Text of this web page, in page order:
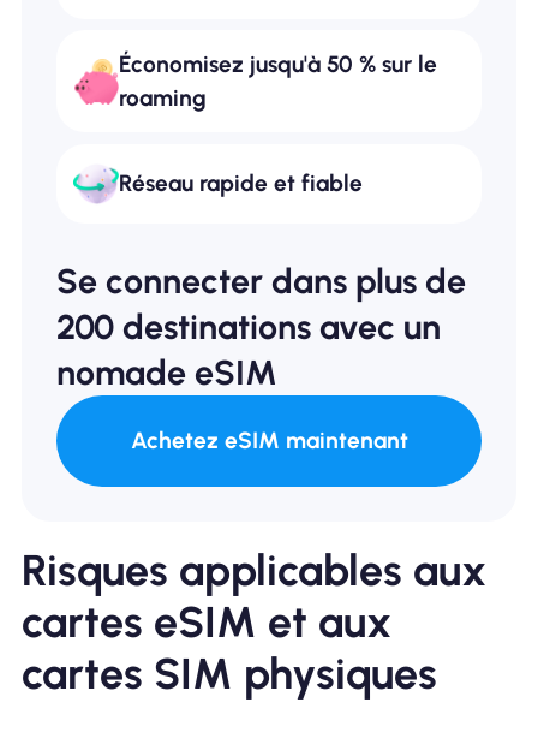
Économisez jusqu'à 50 % sur le
roaming
Réseau rapide et fiable
Se connecter dans plus de
200 destinations avec un
nomade eSIM
Achetez eSIM maintenant
Risques applicables aux
cartes eSIM et aux
cartes SIM physiques